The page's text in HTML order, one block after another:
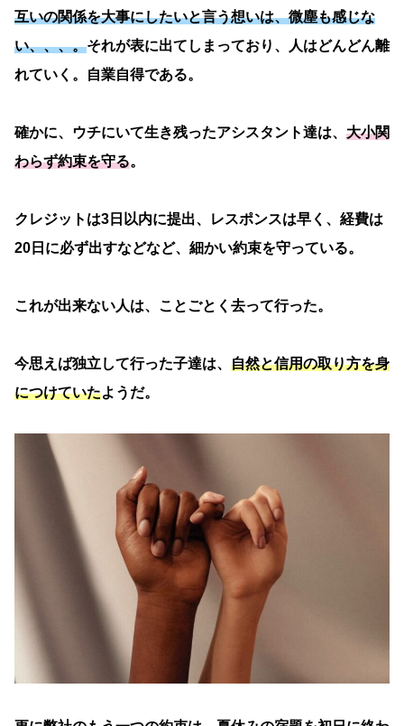
互いの関係を大事にしたいと言う想いは、微塵も感じな
い、、、。それが表に出てしまっており、人はどんどん離
れていく。自業自得である。
確かに、ウチにいて生き残ったアシスタント達は、 大小関
わらず約束を守る。
クレジットは3日以内に提出、レスポンスは早く、経費は
20日に必ず出すなどなど、細かい約束を守っている。
これが出来ない人は、ことごとく去って行った。
今思えば独立して行った子達は、 自然と信用の取り方を身
につけていたようだ。